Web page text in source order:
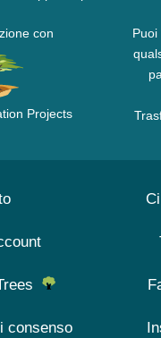
con
Projects
Puoi
consenso